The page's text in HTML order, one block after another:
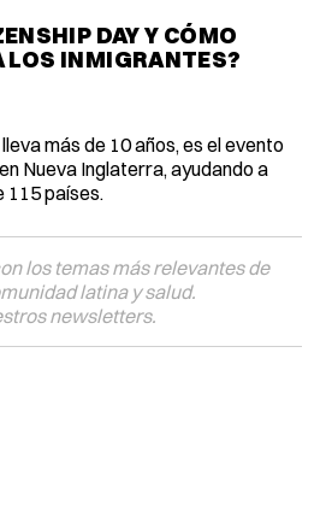
DAY Y CÓMO
LOS INMIGRANTES?
más de 10 años, es el evento
Nueva Inglaterra, ayudando a
115 países.
los temas más relevantes de
latina y salud.
newsletters.